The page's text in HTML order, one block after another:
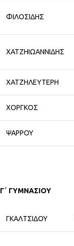
ΦΙΛΟΣΙΔΗΣ
ΧΑΤΖΗΙΩΑΝΝΙΔΗΣ
ΧΑΤΖΗΛΕΥΤΕΡΗ
ΧΟΡΓΚΟΣ
ΨΑΡΡΟΥ
Γ΄ ΓΥΜΝΑΣΙΟΥ
ΓΚΑΛΤΣΙΔΟΥ